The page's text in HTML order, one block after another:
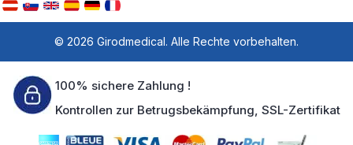
© 2026 Girodmedical. Alle Rechte vorbehalten.
100% sichere Zahlung !
Kontrollen zur Betrugsbekämpfung, SSL-Zertifikat